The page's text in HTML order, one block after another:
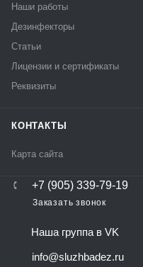
Наши работы
Дезинфекторы
Статьи
Лицензии и сертификаты
Реквизиты
КОНТАКТЫ
Карта сайта
+7 (905) 339-79-19
Заказать звонок
Наша группа в VK
info@sluzhbadez.ru